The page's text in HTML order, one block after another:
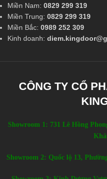
Miền Nam: 0829 299 319
Miền Trung: 0829 299 319
Miền Bắc: 0989 252 309
Kinh doanh:
CÔNG TY CỔ
Showroom 1: 731 Lê Hồng
Showroom 2: Quốc lộ 13,